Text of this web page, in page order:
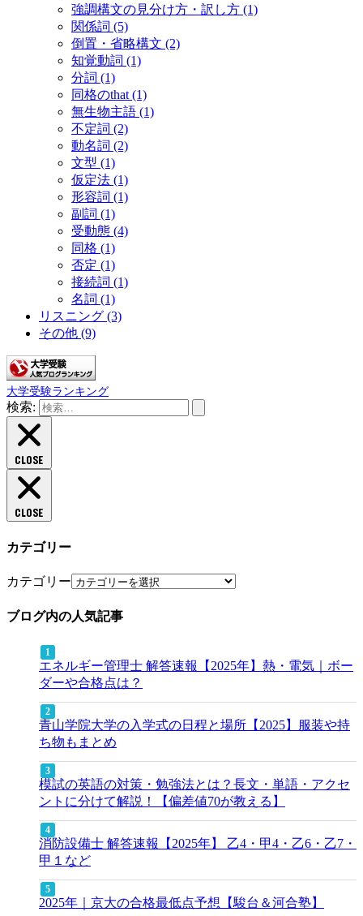
強調構文の見分け方・訳し方 (1)
関係詞 (5)
倒置・省略構文 (2)
知覚動詞 (1)
分詞 (1)
同格のthat (1)
無生物主語 (1)
不定詞 (2)
動名詞 (2)
文型 (1)
仮定法 (1)
形容詞 (1)
副詞 (1)
受動態 (4)
同格 (1)
否定 (1)
接続詞 (1)
名詞 (1)
リスニング (3)
その他 (9)
大学受験ランキング
検索:
CLOSE
CLOSE
カテゴリー
カテゴリー
ブログ内の人気記事
エネルギー管理士 解答速報【2025年】熱・電気｜ボー
ダーや合格点は？
青山学院大学の入学式の日程と場所【2025】服装や持
ち物もまとめ
模試の英語の対策・勉強法とは？長文・単語・アクセ
ントに分けて解説！【偏差値70が教える】
消防設備士 解答速報【2025年】 乙4・甲4・乙6・乙7・
甲１など
2025年｜京大の合格最低点予想【駿台＆河合塾】